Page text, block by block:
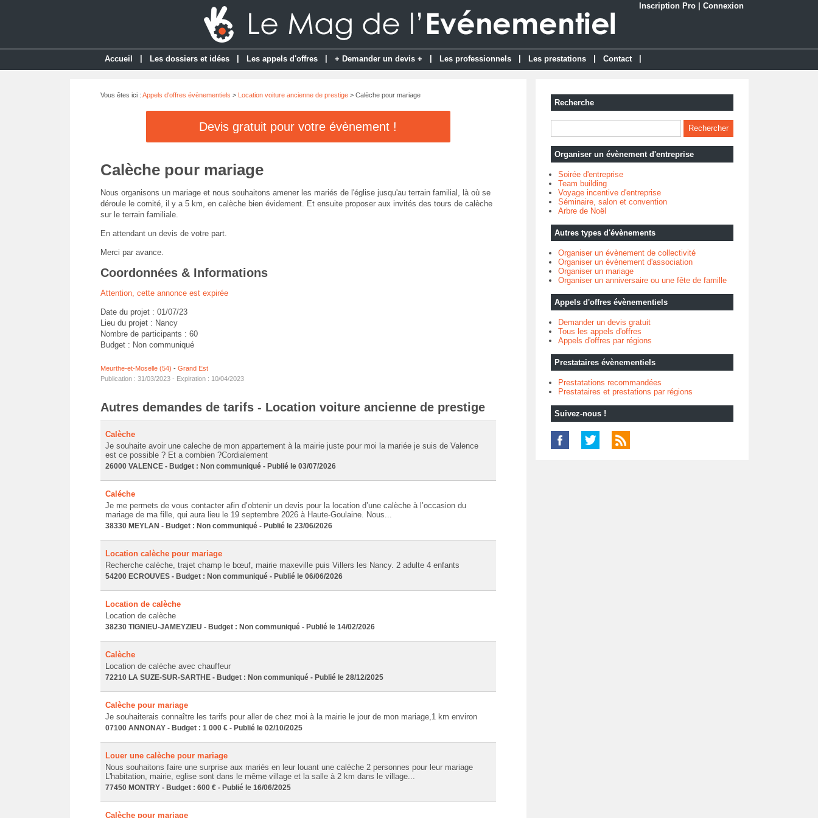
Inscription Pro Connexion
Accueil Les dossiers et idées Les appels d'offres + Demander un devis + Les professionnels Les prestations Contact
Vous êtes ici : Appels d'offres évènementiels > Location voiture ancienne de prestige> Calèche pour mariage
Devis gratuit pour votre évènement !
Calèche pour mariage
Nous organisons un mariage et nous souhaitons amener les mariés de l'église jusqu'au terrain familial, là où se
déroule le comité, il y a 5 km, en calèche bien évidement. Et ensuite proposer aux invités des tours de calèche
sur le terrain familiale.
En attendant un devis de votre part.
Merci par avance.
Coordonnées & Informations
Attention, cette annonce est expirée
Date du projet : 01/07/23
Lieu du projet : Nancy
Nombre de participants : 60
Budget : Non communiqué
Meurthe-et-Moselle (54) - Grand Est
Publication : 31/03/2023 - Expiration : 10/04/2023
Autres demandes de tarifs - Location voiture ancienne de prestige
Calèche
Je souhaite avoir une caleche de mon appartement à la mairie juste pour moi la mariée je suis de Valence
est ce possible ? Et a combien ?Cordialement
26000 VALENCE - Budget : Non communiqué - Publié le 03/07/2026
Caléche
Je me permets de vous contacter afin d’obtenir un devis pour la location d’une calèche à l’occasion du
mariage de ma fille, qui aura lieu le 19 septembre 2026 à Haute-Goulaine. Nous...
38330 MEYLAN - Budget : Non communiqué - Publié le 23/06/2026
Location calèche pour mariage
Recherche calèche, trajet champ le bœuf, mairie maxeville puis Villers les Nancy. 2 adulte 4 enfants
54200 ECROUVES - Budget : Non communiqué - Publié le 06/06/2026
Location de calèche
Location de calèche
38230 TIGNIEU-JAMEYZIEU - Budget : Non communiqué - Publié le 14/02/2026
Calèche
Location de calèche avec chauffeur
72210 LA SUZE-SUR-SARTHE - Budget : Non communiqué - Publié le 28/12/2025
Calèche pour mariage
Je souhaiterais connaître les tarifs pour aller de chez moi à la mairie le jour de mon mariage,1 km environ
07100 ANNONAY - Budget : 1 000 € - Publié le 02/10/2025
Louer une calèche pour mariage
Nous souhaitons faire une surprise aux mariés en leur louant une calèche 2 personnes pour leur mariage
L'habitation, mairie, eglise sont dans le même village et la salle à 2 km dans le village...
77450 MONTRY - Budget : 600 € - Publié le 16/06/2025
Calèche pour mariage
Recherche
Organiser un évènement d'entreprise
Soirée d'entreprise
Team building
Voyage incentive d'entreprise
Séminaire, salon et convention
Arbre de Noël
Autres types d'évènements
Organiser un évènement de collectivité
Organiser un évènement d'association
Organiser un mariage
Organiser un anniversaire ou une fête de famille
Appels d'offres évènementiels
Demander un devis gratuit
Tous les appels d'offres
Appels d'offres par régions
Prestataires évènementiels
Prestatations recommandées
Prestataires et prestations par régions
Suivez-nous !